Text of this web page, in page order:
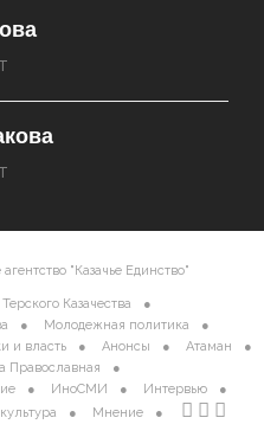
"Казачье Единство"
Казачества
Молодежная политика
и власть Анонсы
Атаман
Православная
ИноСМИ
Интервью
Мнение